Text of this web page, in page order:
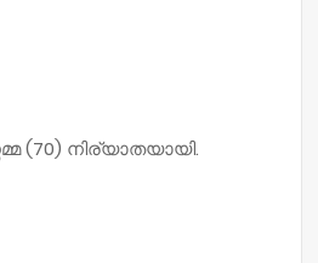
(70) നിര്യാതയായി.